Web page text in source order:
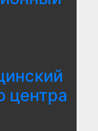
центра